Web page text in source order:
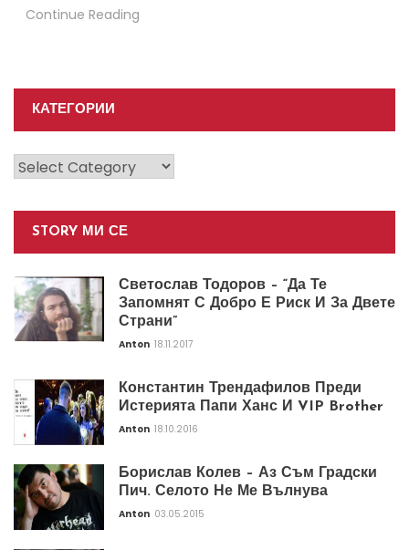
Continue Reading
КАТЕГОРИИ
Категории
STORY МИ СЕ
Светослав Тодоров – “Да Те
Запомнят С Добро Е Риск И За Двете
Страни”
Anton 18.11.2017
Константин Трендафилов Преди
Истерията Папи Ханс И VIP Brother
Anton 18.10.2016
Борислав Колев – Аз Съм Градски
Пич. Селото Не Ме Вълнува
Anton 03.05.2015